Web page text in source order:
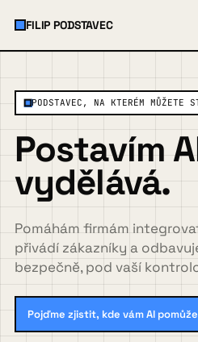
FILIP PODSTAVEC
O mně
Služby a ukázky
Spolupráce
Případovky
PODSTAVEC, NA KTERÉM MŮŽETE
Postavím
vydělává.
Pomáhám firmám
přivádí zákazníky a
bezpečně, pod vaší
Pojďme zjistit, kde vám AI pomůže